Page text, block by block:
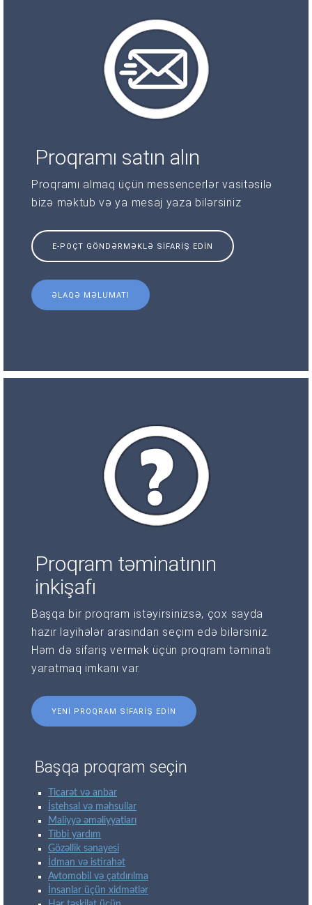
Proqramı satın alın
Proqramı almaq üçün messencerlər vasitəsilə
bizə məktub və ya mesaj yaza bilərsiniz
E-POÇT GÖNDƏRMƏKLƏ SIFARIŞ EDIN
ƏLAQƏ MƏLUMATI
Proqram təminatının
inkişafı
Başqa bir proqram istəyirsinizsə, çox sayda
hazır layihələr arasından seçim edə bilərsiniz.
Həm də sifariş vermək üçün proqram təminatı
yaratmaq imkanı var.
YENI PROQRAM SIFARIŞ EDIN
Başqa proqram seçin
Ticarət və anbar
İstehsal və məhsullar
Maliyyə əməliyyatları
Tibbi yardım
Gözəllik sənayesi
İdman və istirahət
Avtomobil və çatdırılma
İnsanlar üçün xidmətlər